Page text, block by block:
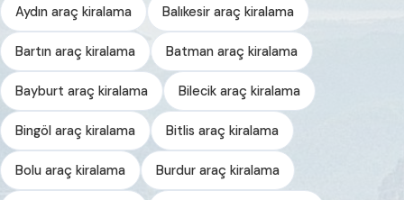
Aydın araç kiralama Balıkesir araç kiralama
Bartın araç kiralama Batman araç kiralama
Bayburt araç kiralama Bilecik araç kiralama
Bingöl araç kiralama Bitlis araç kiralama
Bolu araç kiralama Burdur araç kiralama